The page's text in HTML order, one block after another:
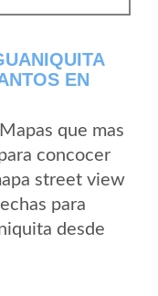
EN
que mas
concocer
street view
para
desde